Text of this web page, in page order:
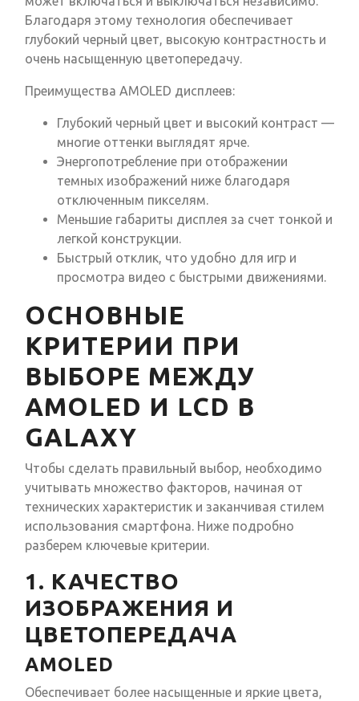
Благодаря этому технология обеспечивает
глубокий черный цвет, высокую контрастность и
очень насыщенную цветопередачу.
Преимущества AMOLED дисплеев:
Глубокий черный цвет и высокий контраст —
многие оттенки выглядят ярче.
Энергопотребление при отображении
темных изображений ниже благодаря
отключенным пикселям.
Меньшие габариты дисплея за счет тонкой и
легкой конструкции.
Быстрый отклик, что удобно для игр и
просмотра видео с быстрыми движениями.
ОСНОВНЫЕ
КРИТЕРИИ ПРИ
ВЫБОРЕ МЕЖДУ
AMOLED И LCD В
GALAXY
Чтобы сделать правильный выбор, необходимо
учитывать множество факторов, начиная от
технических характеристик и заканчивая стилем
использования смартфона. Ниже подробно
разберем ключевые критерии.
1. КАЧЕСТВО
ИЗОБРАЖЕНИЯ И
ЦВЕТОПЕРЕДАЧА
AMOLED
Обеспечивает более насыщенные и яркие цвета,